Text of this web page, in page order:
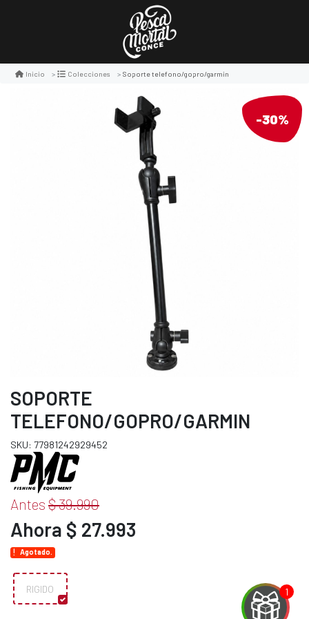
Inicio Colecciones Soporte telefono/gopro/garmin
-30%
SOPORTE
TELEFONO/GOPRO/GARMIN
SKU: 77981242929452
Antes $ 39.990
Ahora $ 27.993
Agotado.
RIGIDO